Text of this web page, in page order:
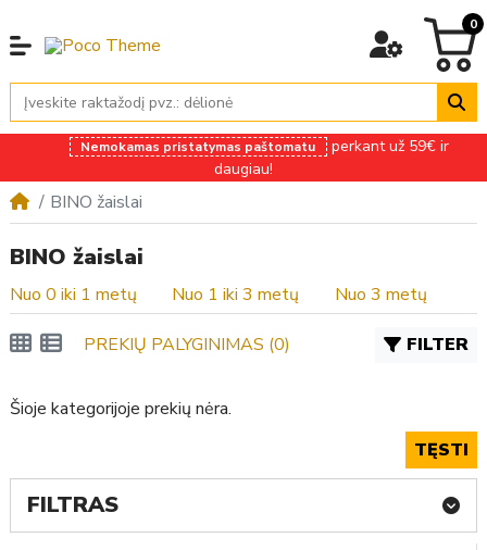
0
Nemokamas pristatymas paštomatu
perkant už 59€ ir
daugiau!
BINO žaislai
FILTRAS
BINO žaislai
Nuo 0 iki 1 metų Nuo 1 iki 3 metų Nuo 3 metų
FILTER
PREKIŲ PALYGINIMAS (0)
Šioje kategorijoje prekių nėra.
TĘSTI